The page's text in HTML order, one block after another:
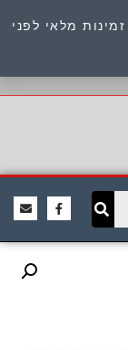
מלאי לפני
כתובת : היוזמים 9 אור יהודה שירות לקוחות 054-